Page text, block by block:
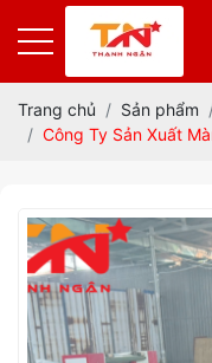
Trang chủ Sản phẩm
Công Ty Sản Xuất